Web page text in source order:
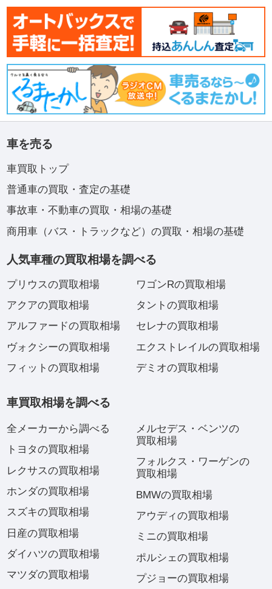
車を売る
車買取トップ
普通車の買取・査定の基礎
事故車・不動車の買取・相場の基礎
商用車（バス・トラックなど）の買取・相場の基礎
人気車種の買取相場を調べる
プリウスの買取相場
アクアの買取相場
アルファードの買取相場
ヴォクシーの買取相場
フィットの買取相場
ワゴンRの買取相場
タントの買取相場
セレナの買取相場
エクストレイルの買取相場
デミオの買取相場
車買取相場を調べる
全メーカーから調べる
トヨタの買取相場
レクサスの買取相場
ホンダの買取相場
スズキの買取相場
日産の買取相場
ダイハツの買取相場
マツダの買取相場
メルセデス・ベンツの
買取相場
フォルクス・ワーゲンの
買取相場
BMWの買取相場
アウディの買取相場
ミニの買取相場
ポルシェの買取相場
プジョーの買取相場